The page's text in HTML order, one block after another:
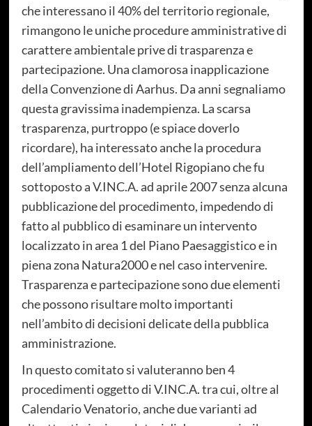
che interessano il 40% del territorio regionale,
rimangono le uniche procedure amministrative di
carattere ambientale prive di trasparenza e
partecipazione. Una clamorosa inapplicazione
della Convenzione di Aarhus. Da anni segnaliamo
questa gravissima inadempienza. La scarsa
trasparenza, purtroppo (e spiace doverlo
ricordare), ha interessato anche la procedura
dell’ampliamento dell’Hotel Rigopiano che fu
sottoposto a V.INC.A. ad aprile 2007 senza alcuna
pubblicazione del procedimento, impedendo di
fatto al pubblico di esaminare un intervento
localizzato in area 1 del Piano Paesaggistico e in
piena zona Natura2000 e nel caso intervenire.
Trasparenza e partecipazione sono due elementi
che possono risultare molto importanti
nell’ambito di decisioni delicate della pubblica
amministrazione.
In questo comitato si valuteranno ben 4
procedimenti oggetto di V.INC.A. tra cui, oltre al
Calendario Venatorio, anche due varianti ad